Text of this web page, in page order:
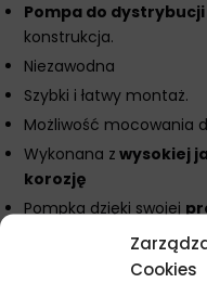
Cookies
Pompa do
konstrukcja.
Niezawodna
Szybki i łatwy montaż.
Możliwość mocowania
Wykonana z wysokiej
korozję
Pompka dzięki swojej